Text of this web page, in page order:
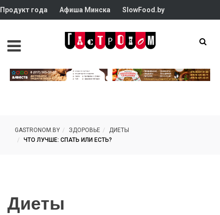
Продукт года Афиша Минска SlowFood.by
GASTRONOM.BY ЗДОРОВЬЕ
ДИЕТЫ
ЧТО ЛУЧШЕ: СПАТЬ ИЛИ ЕСТЬ?
Диеты